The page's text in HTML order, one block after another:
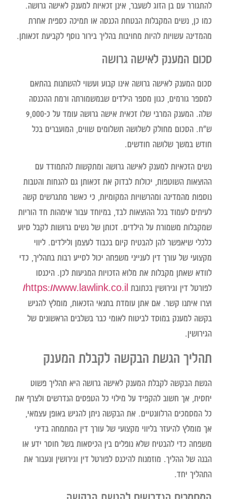
להתגורר עם בן הזוג לשעבר, אינן זכאיות למענק לאישה גרושה.
כמו כן, נשים המקבלות הבטחת הכנסה או תמיכה כספית אחרת
מהמדינה עשויות להיות מחויבות בהליך בירור נוסף לקביעת זכאותן.
סכום המענק לאישה גרושה
סכום המענק לאישה גרושה אינו קבוע ועשוי להשתנות בהתאם
למספר גורמים, כגון מספר הילדים שבמשמורתה ורמת ההכנסה
שלה. המענק המרבי שלו זכאית אישה גרושה עומד על כ-9,000
ש"ח. הסכום מחולק לשלושה תשלומים שווים, המועברים בכל
חודש במשך שלושה חודשים.
נשים הזכאיות למענק לאישה גרושה ומתקשות להתמודד עם
ההוצאות השוטפות, יכולות לבדוק את זכאותן גם להנחות והטבות
נוספות מהמדינה ומהרשויות המקומיות, כי כאשר מתגרשים קשה
לעיתים לעמוד בכל ההוצאות לבד, במיוחד עבור אימהות חד הוריות
שמקבלות משמורת על הילדים.זכותן של נשים גרושות לקבל סיוע
כלכלי שיאפשר להן להבטיח קיום בכבוד לעצמן ולילדים. ליווי
מקצועי של עורך דין לענייני משפחה יכול לסייע רבות בתהליך, כדי
לוודא שאתן מקבלות את מלוא הזכויות המגיעות לכן. היכנסו
לפורטל דין וגירושין בכתובתhttps://www.lawlink.co.il/
וצרו איתנו קשר. אם אתן עומדת בתנאי הזכאות, מומלץ להגיש
בקשה למענק במוסד לביטוח לאומי כבר בשלבים הראשונים של
הגירושין.
תהליך הגשת הבקשה לקבלת המענק
הגשת הבקשה לקבלת המענק לאישה גרושה היא תהליך פשוט
יחסית, אך חשוב להקפיד על מילוי כל הטפסים הנדרשים ולצרף את
כל המסמכים הרלוונטיים. את הבקשה ניתן להגיש באופן עצמאי,
אך מומלץ להיעזר בליווי מקצועי של עורך דין המתמחה בדיני
משפחה כדי להבטיח שלא נופלים בין הכיסאות בשל חוסר ידע או
הבנה של ההליך. מוזמנות להיכנס לפורטל דין וגירושין ונעבור את
התהליך יחד.